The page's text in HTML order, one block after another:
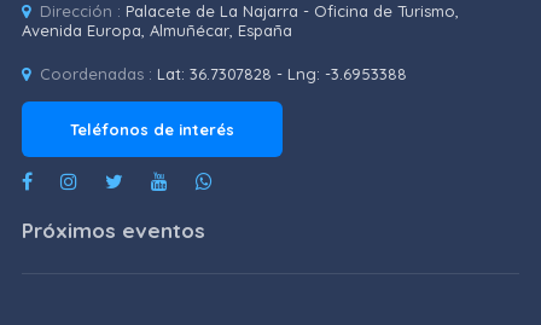
Dirección : Palacete de La Najarra - Oficina de Turismo,
Avenida Europa, Almuñécar, España
Coordenadas : Lat: 36.7307828 - Lng: -3.6953388
Teléfonos de interés
Próximos eventos